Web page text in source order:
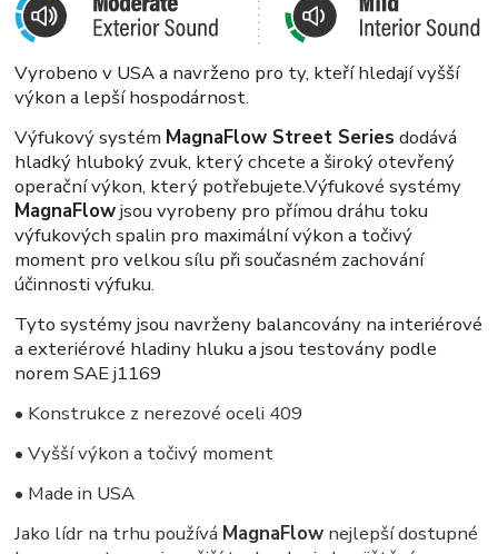
Vyrobeno v USA a navrženo pro ty, kteří hledají vyšší
výkon a lepší hospodárnost.
Výfukový systém MagnaFlow Street Series dodává
hladký hluboký zvuk, který chcete a široký otevřený
operační výkon, který potřebujete.Výfukové systémy
MagnaFlowjsou vyrobeny pro přímou dráhu toku
výfukových spalin pro maximální výkon a točivý
moment pro velkou sílu při současném zachování
účinnosti výfuku.
Tyto systémy jsou navrženy balancovány na interiérové
a exteriérové hladiny hluku a jsou testovány podle
norem SAE j1169
• Konstrukce z nerezové oceli 409
• Vyšší výkon a točivý moment
• Made in USA
Jako lídr na trhu používá MagnaFlow nejlepší dostupné